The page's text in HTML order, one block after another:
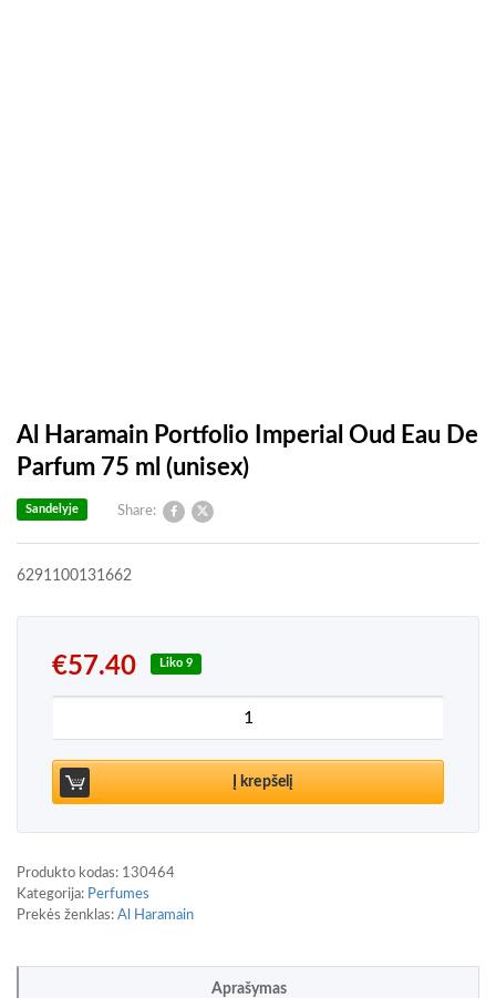
Al Haramain Portfolio Imperial Oud Eau De
Parfum 75 ml (unisex)
Share:
Sandelyje
6291100131662
€57.40 Liko 9
produkto kiekis: Al Haramain Portfolio Imperial
Į krepšelį
Produkto kodas: 130464
Kategorija: Perfumes
Prekės ženklas: Al Haramain
Aprašymas